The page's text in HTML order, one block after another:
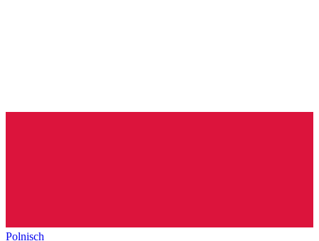
Polnisch